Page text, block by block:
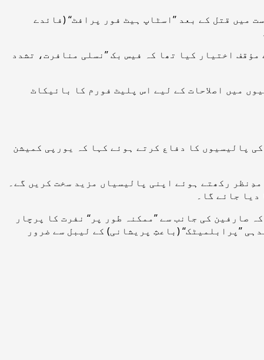
قتل کے بعد ’’اسٹاپ ہیٹ فور پرافٹ‘‘ (فائدے
مؤقف اختیار کیا تھا کہ فیس بک ’’نسلی منافرت، تشدد
میں اصلاحات کے لیے اس پلیٹ فورم کا بائیکاٹ
پالیسیوں کا دفاع کرتے ہوئے کہا کہ یورپی کمیشن
رکھتے ہوئے اپنی پالیسیاں مزید سخت کریں گے۔
دیا جائے گا۔
کی جانب سے ’’ممکنہ طور پر‘‘ نفرت کا پرچار
’’پرابلمیٹک‘‘ (باعثِ پریشانی) کے لیبل سے ضرور